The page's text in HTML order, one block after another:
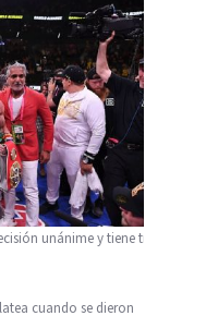
unánime y tiene tres
cuando se dieron